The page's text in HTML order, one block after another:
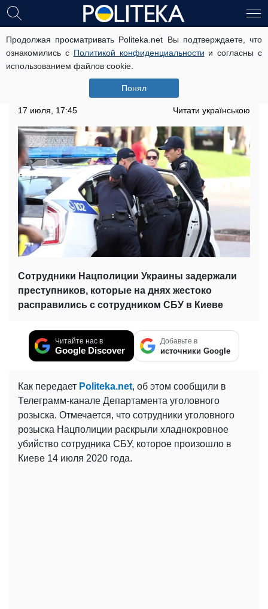
Продолжая просматривать Politeka.net Вы подтверждаете, что
ознакомились с Политикой конфиденциальности и согласны с
использованием файлов cookie.
Понял
Задержаны убийцы сотрудника СБУ
в Киеве, преступление раскрыто по
горячим следам: все подробности
Ограбление завершилось убийством
17 июля, 17:45 Читати українською
Сотрудники Нацполиции Украины задержали
преступников, которые на днях жестоко
расправились с сотрудником СБУ в Киеве
Читайте нас в
Google Discover
Добавьте в
источники Google
Как передает Politeka.net, об этом сообщили в
Телеграмм-канале Департамента уголовного
розыска. Отмечается, что сотрудники уголовного
розыска Нацполиции раскрыли хладнокровное
убийство сотрудника СБУ, которое произошло в
Киеве 14 июля 2020 года.